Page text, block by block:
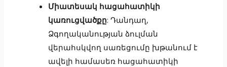
Միատեսակ հացահատիկի
կառուցվածքը: Դանդաղ,
Ձգողականության ձուլման
վերահսկվող սառեցումը խթանում է
ավելի համասեռ հացահատիկի